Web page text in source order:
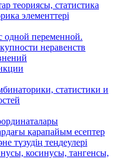
теориясы, статистика
элементтері
одной переменной.
неравенств
статистики и
қарапайым есептер
түзудің теңдеулері
косинусы, тангенсы,